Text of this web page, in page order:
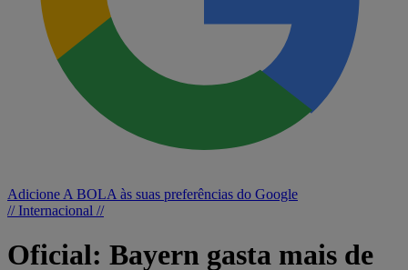
Adicione A BOLA às suas preferências do Google
// Internacional //
Oficial: Bayern gasta mais de